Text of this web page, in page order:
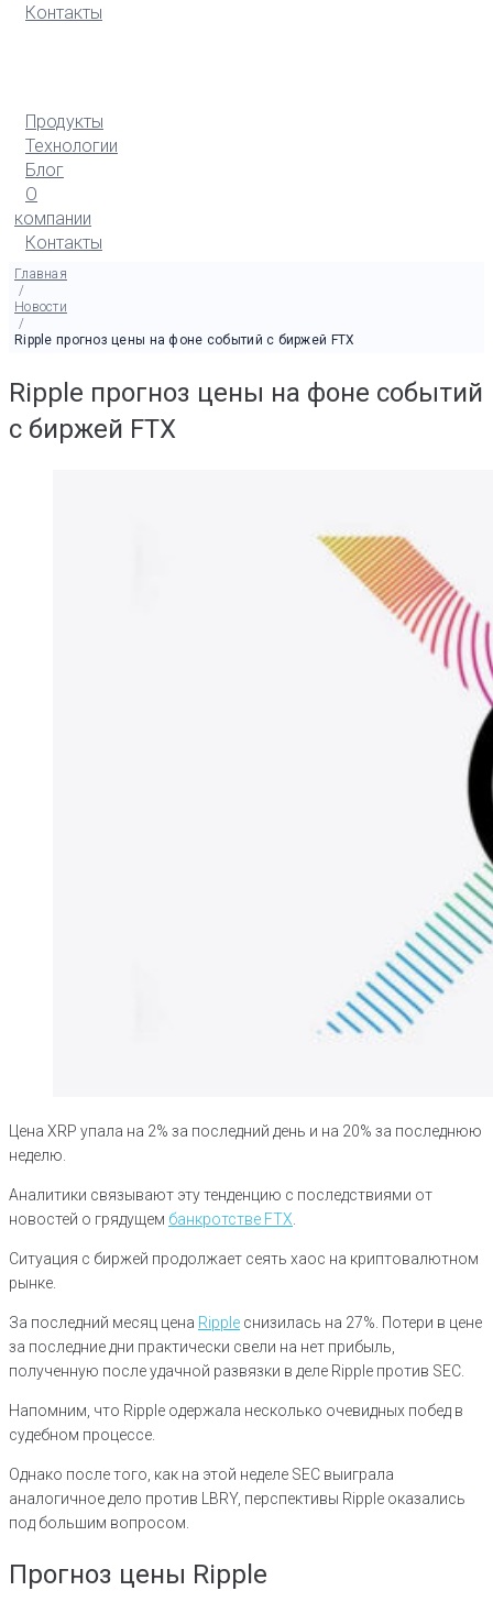
Контакты
Продукты
Технологии
Блог
О
компании
Контакты
Главная
/
Новости
/
Ripple прогноз цены на фоне событий с биржей FTX
Ripple прогноз цены на фоне событий
с биржей FTX
Цена XRP упала на 2% за последний день и на 20% за последнюю
неделю.
Аналитики связывают эту тенденцию с последствиями от
новостей о грядущем банкротстве FTX
Ситуация с биржей продолжает сеять хаос на криптовалютном
рынке.
За последний месяц цена Ripple снизилась на 27%. Потери в цене
за последние дни практически свели на нет прибыль,
полученную после удачной развязки в деле Ripple против SEC.
Напомним, что Ripple одержала несколько очевидных побед в
судебном процессе.
Однако после того, как на этой неделе SEC выиграла
аналогичное дело против LBRY, перспективы Ripple оказались
под большим вопросом.
Прогноз цены Ripple